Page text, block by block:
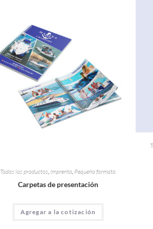
Todos los productos, Imprenta, Pequeño formato
Carpetas de presentación
Agregar a la cotización